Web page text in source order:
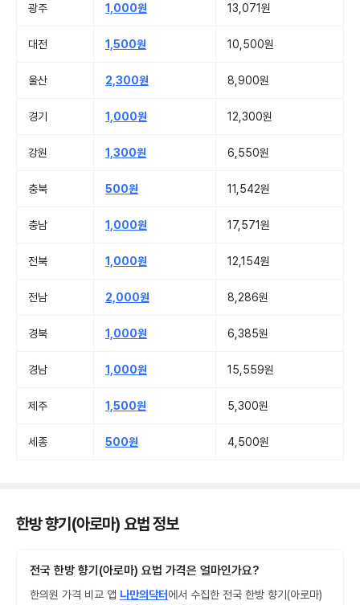
광주 1,000원 13,071원
대전 1,500원 10,500원
울산 2,300원 8,900원
경기 1,000원 12,300원
강원 1,300원 6,550원
충북 500원 11,542원
충남 1,000원 17,571원
전북 1,000원 12,154원
전남 2,000원 8,286원
경북 1,000원 6,385원
경남 1,000원 15,559원
제주 1,500원 5,300원
세종 500원 4,500원
한방 향기(아로마) 요법 정보
전국 한방 향기(아로마) 요법 가격은 얼마인가요?
한의원 가격 비교 앱 나만의닥터에서 수집한 전국 한방 향기(아로마)